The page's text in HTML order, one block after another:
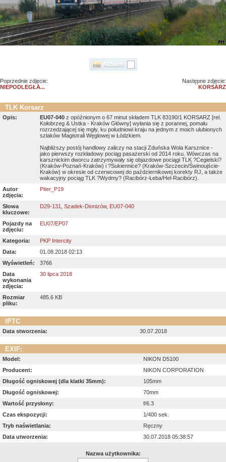
Poprzednie zdjęcie:
NIEPODLEGŁA...
Następne zdjęcie:
KORSARZ
TLK Korsarz
Opis: EU07-040 z opóźnionym o 67 minut składem TLK 83190/1 KORSARZ [rel.
Kołobrzeg & Ustka - Kraków Główny] wyłania się z porannej, pomału
rozrzedzającej się mgły, ku południowi kraju na jednym z moich ulubionych
szlaków Magistrali Węglowej w Łódzkiem.
Najbliższy postój handlowy zaliczy na stacji Zduńska Wola Karsznice -
jako pierwszy rozkładowy pociąg pasażerski od 2014 roku. Wówczas na
karsznickim dworcu zatrzymywały się objazdowe pociągi TLK ?Cegielski?
(Kraków-Poznań-Kraków) i ?Sukiennice? (Kraków-Szczecin/Świnoujście-
Kraków) w okresie od czerwcowej do październikowej korekty RJ, a także
wakacyjny pociąg TLK ?Wydmy? (Racibórz-Łeba/Hel-Racibórz).
Autor
zdjęcia:
Piter_P19
Słowa
kluczowe:
D29-131 Szadek-Dionizów, EU07-040
Pojazdy na
zdjęciu:
EU07/EP07
Kategoria:
PKP Intercity
Data:
01.08.2018 02:13
Wyświetleń:
3766
Data
wykonania
zdjęcia:
30 lipca 2018
Rozmiar
pliku:
485.6 KB
IPTC
Data stworzenia: 30.07.2018
EXIF:
Model:
NIKON D5100
Producent:
NIKON CORPORATION
Długość ogniskowej (dla klatki 35mm):
105mm
Długość ogniskowej:
70mm
Wartość przysłony:
f/6.3
Czas ekspozycji:
1/400 sek.
Tryb naświetlania:
Ręczny
Data utworzenia:
30.07.2018 05:38:57
Nazwa użytkownika: